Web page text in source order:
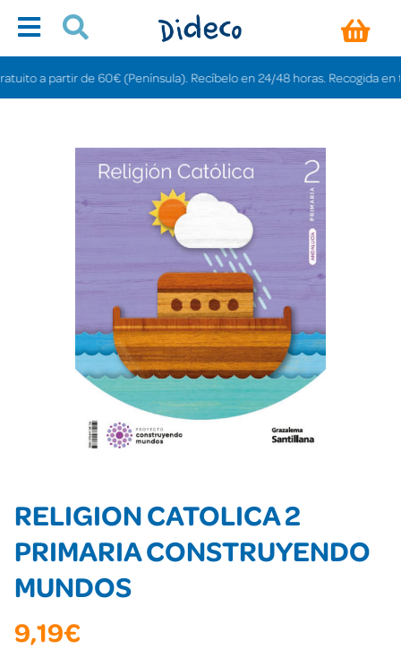
a partir de 60€ (Península). Recíbelo en 24/48 horas. Recogida en
RELIGION CATOLICA 2
PRIMARIA CONSTRUYENDO
MUNDOS
9,19€